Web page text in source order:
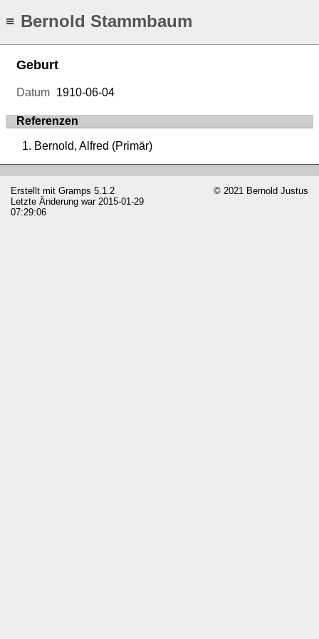
≡ Bernold Stammbaum
Geburt
Datum 1910-06-04
Referenzen
Bernold, Alfred (Primär)
Erstellt mit Gramps 5.1.2
Letzte Änderung war 2015-01-29
07:29:06
© 2021 Bernold Justus